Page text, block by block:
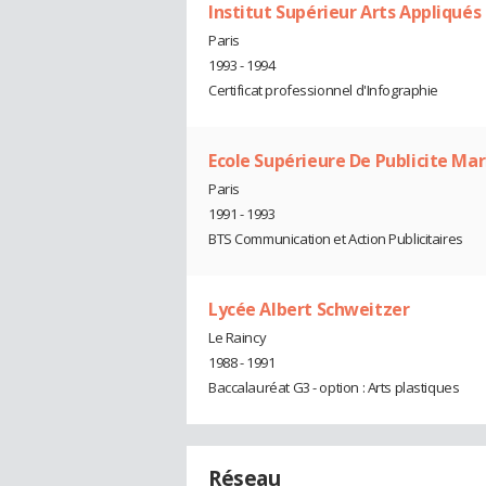
Institut Supérieur Arts Appliqués
Paris
1993 - 1994
Certificat professionnel d'Infographie
Ecole Supérieure De Publicite
Paris
1991 - 1993
BTS Communication et Action Publicitaires
Lycée Albert Schweitzer
Le Raincy
1988 - 1991
Baccalauréat G3 - option : Arts plastiques
Réseau